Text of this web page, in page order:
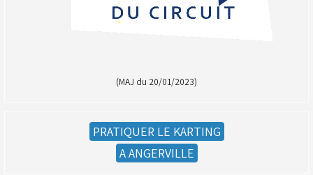
(MAJ du 20/01/2023)
PRATIQUER LE KARTING
A ANGERVILLE